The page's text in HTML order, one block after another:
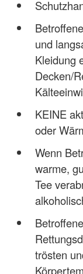
und
Kleidung
Decken/
KEINE
oder
Wenn
warme,
Tee
trösten